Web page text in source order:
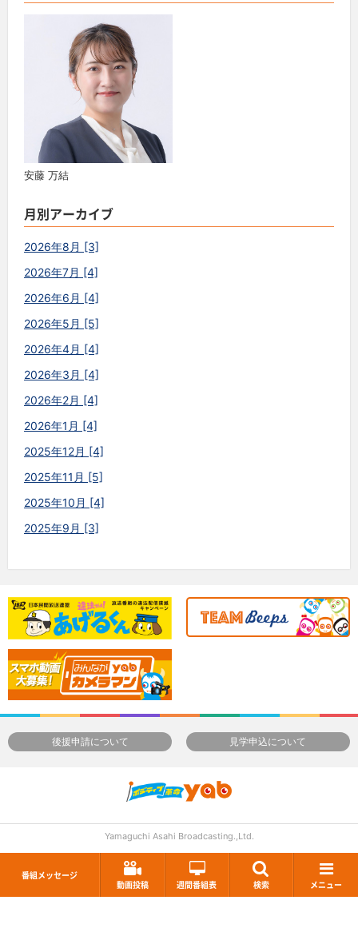
番組メッセージ
動画投稿
週間番組表 検索 メニュー
安藤 万結
月別アーカイブ
2026年8月 [3]
2026年7月 [4]
2026年6月 [4]
2026年5月 [5]
2026年4月 [4]
2026年3月 [4]
2026年2月 [4]
2026年1月 [4]
2025年12月 [4]
2025年11月 [5]
2025年10月 [4]
2025年9月 [3]
後援申請について 見学申込について
Yamaguchi Asahi Broadcasting.,Ltd.